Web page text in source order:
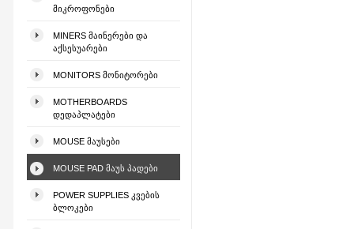
ᲛᲘᲙᲠᲝᲤᲝᲜᲔᲑᲘ
MINERS ᲛᲐᲘᲜᲔᲠᲔᲑᲘ ᲓᲐ
ᲐᲥᲡᲔᲡᲣᲐᲠᲔᲑᲘ
MONITORS ᲛᲝᲜᲘᲢᲝᲠᲔᲑᲘ
MOTHERBOARDS
ᲓᲔᲓᲐᲞᲚᲐᲢᲔᲑᲘ
MOUSE ᲛᲐᲣᲡᲔᲑᲘ
MOUSE PAD ᲛᲐᲣᲡ ᲞᲐᲓᲔᲑᲘ
POWER SUPPLIES ᲙᲕᲔᲑᲘᲡ
ᲑᲚᲝᲙᲔᲑᲘ